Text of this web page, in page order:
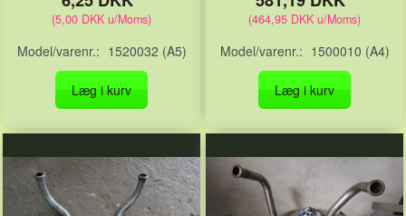
(5,00 DKK u/Moms)
Model/varenr.: 1520032 (A5)
Læg i kurv
(464,95 DKK u/Moms)
Model/varenr.: 1500010 (A4)
Læg i kurv